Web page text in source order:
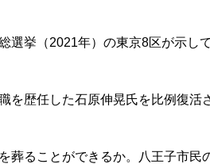
選挙（2021年）の東京8区が示し
を歴任した石原伸晃氏を比例復活
葬ることができるか。八王子市民